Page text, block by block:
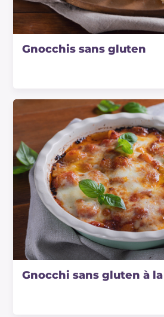
Gnocchis sans gluten
Gnocchi sans gluten à